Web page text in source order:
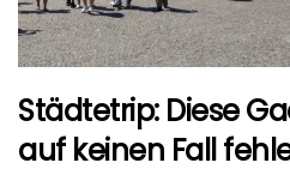
Städtetrip: Diese
auf keinen Fall